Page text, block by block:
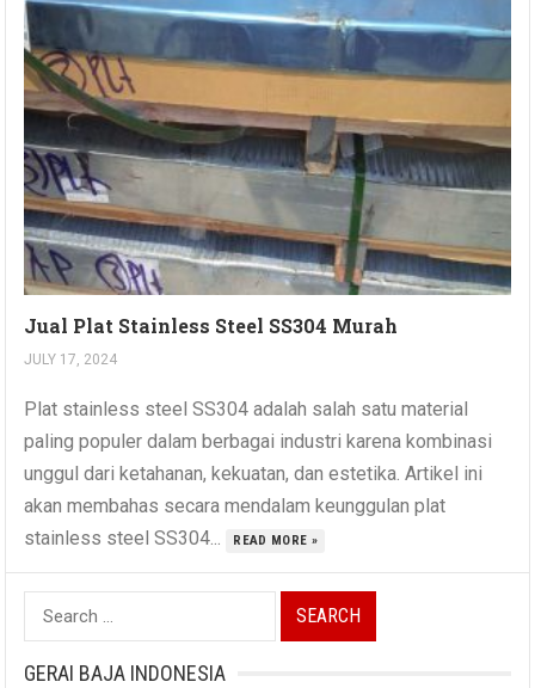
Jual Plat Stainless Steel SS304 Murah
JULY 17, 2024
Plat stainless steel SS304 adalah salah satu material
paling populer dalam berbagai industri karena kombinasi
unggul dari ketahanan, kekuatan, dan estetika. Artikel ini
akan membahas secara mendalam keunggulan plat
stainless steel SS304...
READ MORE »
Search
for:
GERAI BAJA INDONESIA